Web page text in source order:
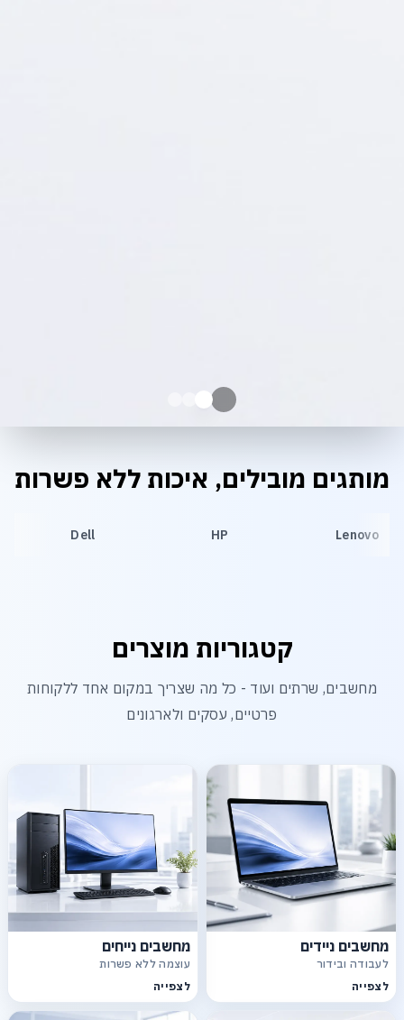
מותגים מובילים, איכות ללא פשרות
Dell HP Lenovo
קטגוריות מוצרים
מחשבים, שרתים ועוד - כל מה שצריך במקום אחד ללקוחות
פרטיים, עסקים ולארגונים
מחשבים ניידים
לעבודה ובידור
לצפייה
מחשבים נייחים
עוצמה ללא פשרות
לצפייה